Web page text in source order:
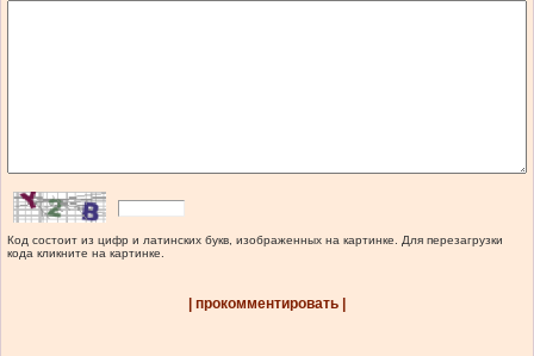
Код состоит из цифр и латинских букв, изображенных на картинке. Для перезагрузки
кода кликните на картинке.
| прокомментировать |